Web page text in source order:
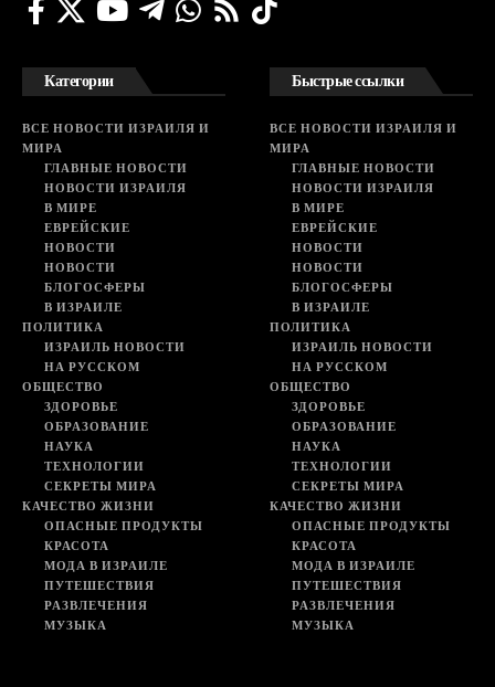
Категории
ВСЕ НОВОСТИ ИЗРАИЛЯ И
МИРА
ГЛАВНЫЕ НОВОСТИ
НОВОСТИ ИЗРАИЛЯ
В МИРЕ
ЕВРЕЙСКИЕ
НОВОСТИ
НОВОСТИ
БЛОГОСФЕРЫ
В ИЗРАИЛЕ
ПОЛИТИКА
ИЗРАИЛЬ НОВОСТИ
НА РУССКОМ
ОБЩЕСТВО
ЗДОРОВЬЕ
ОБРАЗОВАНИЕ
НАУКА
ТЕХНОЛОГИИ
СЕКРЕТЫ МИРА
КАЧЕСТВО ЖИЗНИ
ОПАСНЫЕ ПРОДУКТЫ
КРАСОТА
МОДА В ИЗРАИЛЕ
ПУТЕШЕСТВИЯ
РАЗВЛЕЧЕНИЯ
МУЗЫКА
Быстрые ссылки
ВСЕ НОВОСТИ ИЗРАИЛЯ И
МИРА
ГЛАВНЫЕ НОВОСТИ
НОВОСТИ ИЗРАИЛЯ
В МИРЕ
ЕВРЕЙСКИЕ
НОВОСТИ
НОВОСТИ
БЛОГОСФЕРЫ
В ИЗРАИЛЕ
ПОЛИТИКА
ИЗРАИЛЬ НОВОСТИ
НА РУССКОМ
ОБЩЕСТВО
ЗДОРОВЬЕ
ОБРАЗОВАНИЕ
НАУКА
ТЕХНОЛОГИИ
СЕКРЕТЫ МИРА
КАЧЕСТВО ЖИЗНИ
ОПАСНЫЕ ПРОДУКТЫ
КРАСОТА
МОДА В ИЗРАИЛЕ
ПУТЕШЕСТВИЯ
РАЗВЛЕЧЕНИЯ
МУЗЫКА